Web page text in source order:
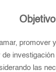
Objetivo
promover
de
las